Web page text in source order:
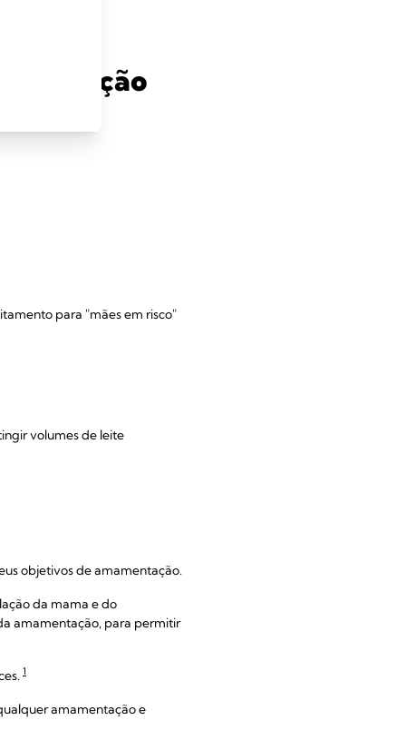
avaliação
para "mães em risco"
volumes de leite
objetivos de amamentação.
da mama e do
amamentação, para permitir
1
amamentação e